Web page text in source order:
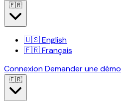
🇫🇷
🇺🇸English
🇫🇷Français
ConnexionDemander une démo
🇫🇷